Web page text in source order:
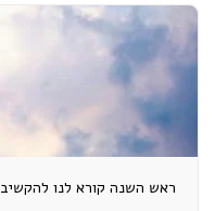
ראש השנה קורא לנו